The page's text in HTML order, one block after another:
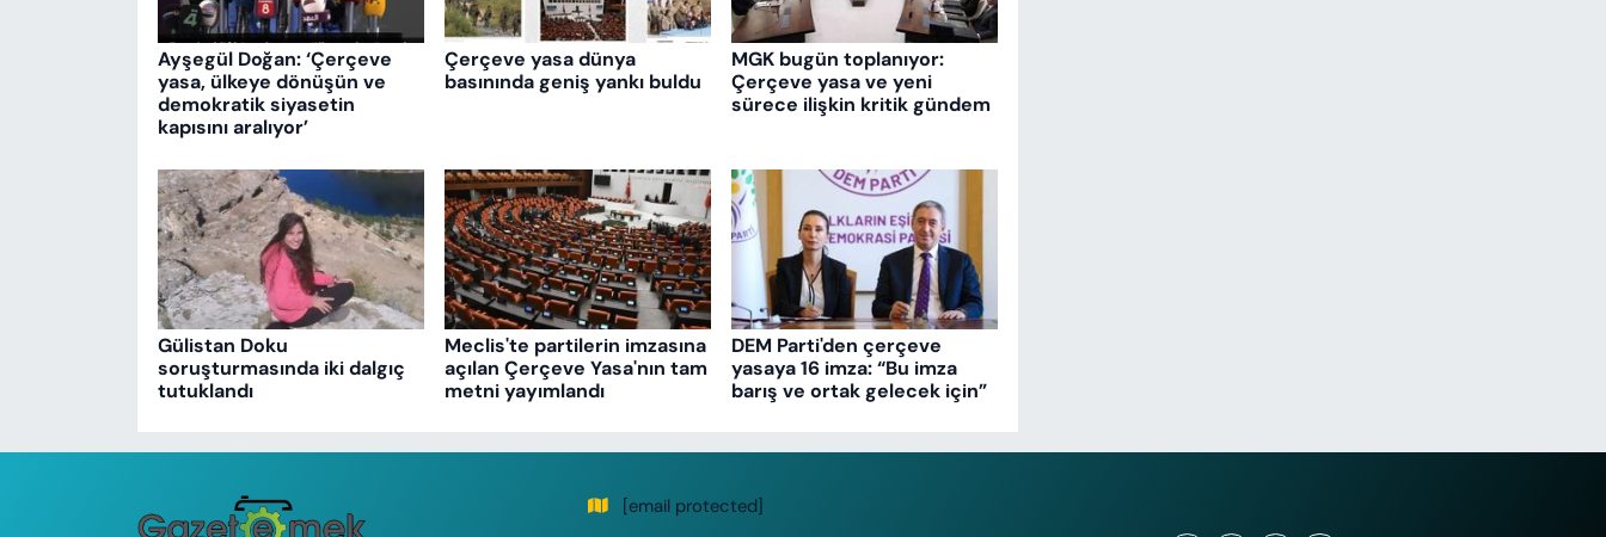
Ayşegül Doğan: ‘Çerçeve
yasa, ülkeye dönüşün ve
demokratik siyasetin
kapısını aralıyor’
Çerçeve yasa dünya
basınında geniş yankı buldu
MGK bugün toplanıyor:
Çerçeve yasa ve yeni
sürece ilişkin kritik gündem
Gülistan Doku
soruşturmasında iki dalgıç
tutuklandı
Meclis'te partilerin imzasına
açılan Çerçeve Yasa'nın tam
metni yayımlandı
DEM Parti'den çerçeve
yasaya 16 imza: “Bu imza
barış ve ortak gelecek için”
[email protected]